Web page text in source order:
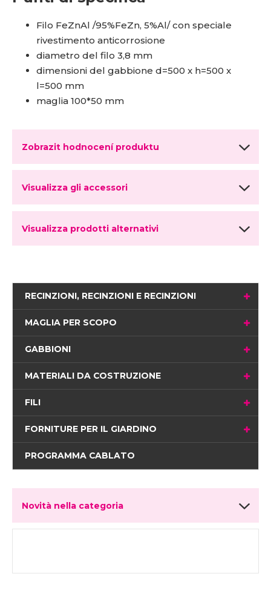
Filo FeZnAl /95%FeZn, 5%Al/ con speciale
rivestimento anticorrosione
diametro del filo 3,8 mm
dimensioni del gabbione d=500 x h=500 x
l=500 mm
maglia 100*50 mm
Zobrazit hodnocení produktu
Visualizza gli accessori
Visualizza prodotti alternativi
RECINZIONI, RECINZIONI E RECINZIONI
MAGLIA PER SCOPO
GABBIONI
MATERIALI DA COSTRUZIONE
FILI
FORNITURE PER IL GIARDINO
PROGRAMMA CABLATO
Novità nella categoria